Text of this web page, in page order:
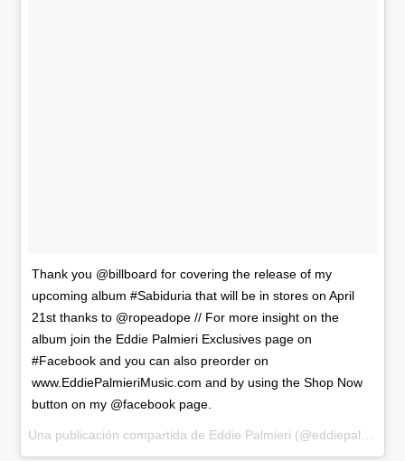
Thank you @billboard for covering the release of my
upcoming album #Sabiduria that will be in stores on April
21st thanks to @ropeadope // For more insight on the
album join the Eddie Palmieri Exclusives page on
#Facebook and you can also preorder on
www.EddiePalmieriMusic.com and by using the Shop Now
button on my @facebook page.
Una publicación compartida de Eddie Palmieri (@eddiepalmieri) el